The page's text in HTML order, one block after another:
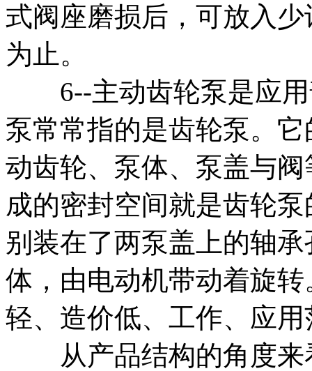
式阀座磨损后，可放入
为止。
6--主动齿轮泵是应用
泵常常指的是齿轮泵。
动齿轮、泵体、泵盖与
成的密封空间就是齿轮
别装在了两泵盖上的轴
体，由电动机带动着旋
轻、造价低、工作、应
从产品结构的角度来